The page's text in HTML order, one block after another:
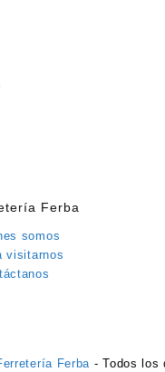
Ferba
somos
visitarnos
Ferba - Todos los